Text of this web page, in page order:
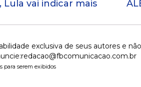
Lula vai indicar mais
exclusiva de seus autores e
para serem exibidos